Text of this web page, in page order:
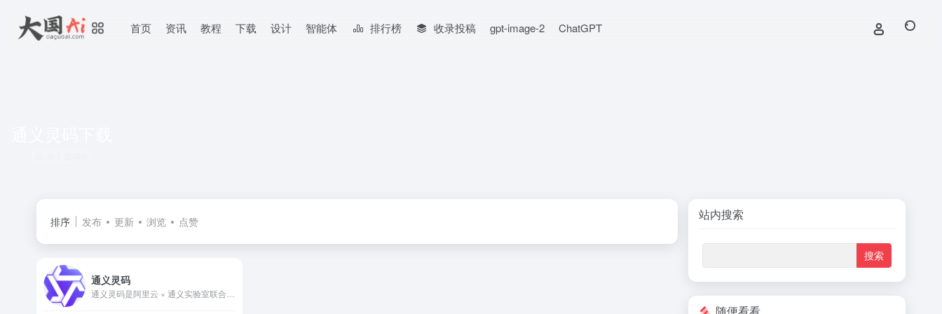
首页 资讯 教程 下载 设计 智能体 排行榜 收录投稿 gpt-image-2 ChatGPT
排序 发布 更新 浏览 点赞
通义灵码
站内搜索